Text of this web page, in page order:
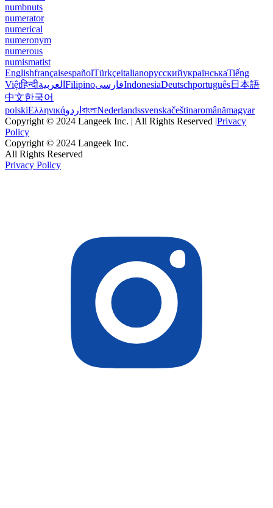
numbnuts
numerator
numerical
numeronym
numerous
numismatist
EnglishfrançaisespañolTürkçeitalianoрусскийукраїнськаTiếng
Việtहिन्दीالعربية FilipinoفارسیIndonesiaDeutschportuguês日本語
中文한국어
polskiΕλληνικάاردو বাংলাNederlandssvenskačeštinaromânămagyar
Copyright © 2024 Langeek Inc. | All Rights Reserved |Privacy
Policy
Copyright © 2024 Langeek Inc.
All Rights Reserved
Privacy Policy